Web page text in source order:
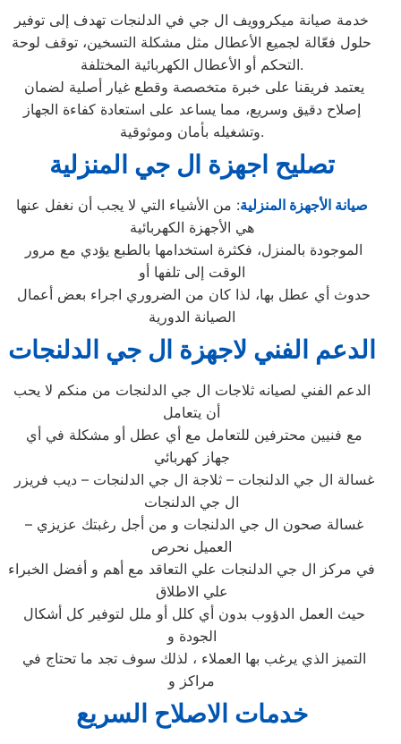
خدمة صيانة ميكروويف ال جي في الدلنجات تهدف إلى توفير
حلول فعّالة لجميع الأعطال مثل مشكلة التسخين، توقف لوحة
التحكم أو الأعطال الكهربائية المختلفة.
إصلاح دقيق وسريع، مما يساعد على استعادة كفاءة الجهاز
وتشغيله بأمان وموثوقية.
تصليح اجهزة ال جي المنزلية
صيانة الأجهزة المنزلية: من الأشياء التي لا يجب أن نغفل عنها
هي الأجهزة الكهربائية
الوقت إلى تلفها أو
الصيانة الدورية
الدعم الفني لاجهزة ال جي الدلنجات
الدعم الفني لصيانه ثلاجات ال جي الدلنجات من منكم لا يحب
أن يتعامل
جهاز كهربائي
ال جي الدلنجات
– غسالة صحون ال جي الدلنجات و من أجل رغبتك عزيزي
العميل نحرص
في مركز ال جي الدلنجات علي التعاقد مع أهم و أفضل الخبراء
علي الاطلاق
الجودة و
مراكز و
خدمات الاصلاح السريع